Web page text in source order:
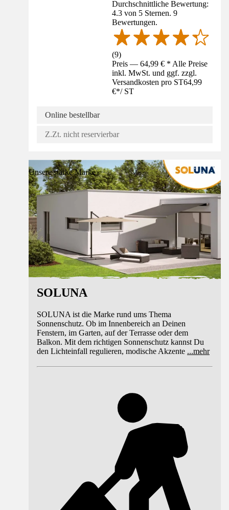
Durchschnittliche Bewertung:
4.3 von 5 Sternen. 9
Bewertungen.
(9)
Preis — 64,99 € * Alle Preise
inkl. MwSt. und ggf. zzgl.
Versandkosten pro ST64,99
€*/ ST
Online bestellbar
Z.Zt. nicht reservierbar
Unsere starke Marke
SOLUNA
SOLUNA ist die Marke rund ums Thema
Sonnenschutz. Ob im Innenbereich an Deinen
Fenstern, im Garten, auf der Terrasse oder dem
Balkon. Mit dem richtigen Sonnenschutz kannst Du
den Lichteinfall regulieren, modische Akzente ...mehr